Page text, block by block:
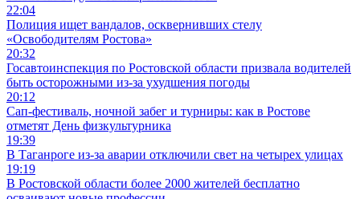
22:04
Полиция ищет вандалов, осквернивших стелу
«Освободителям Ростова»
20:32
Госавтоинспекция по Ростовской области призвала водителей
быть осторожными из-за ухудшения погоды
20:12
Сап-фестиваль, ночной забег и турниры: как в Ростове
отметят День физкультурника
19:39
В Таганроге из-за аварии отключили свет на четырех улицах
19:19
В Ростовской области более 2000 жителей бесплатно